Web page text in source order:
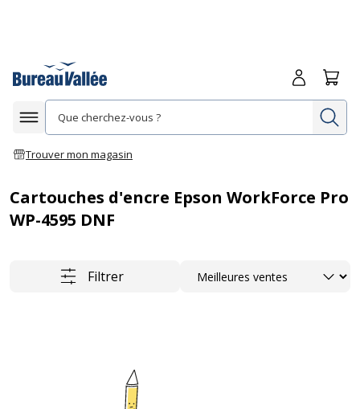
Afficher la navigation
Trouver mon magasin
Me
Cartouches d'encre Epson WorkForce Pro
WP-4595 DNF
Filtrer Trier